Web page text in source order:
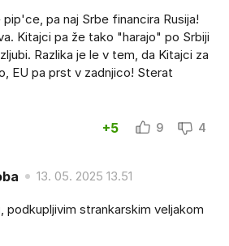
pa naj Srbe financira Rusija!
Kitajci pa že tako "harajo" po Srbiji
Razlika je le v tem, da Kitajci za
EU pa prst v zadnjico! Sterat
+5 9 4
13. 05. 2025 13.51
podkupljivim strankarskim veljakom